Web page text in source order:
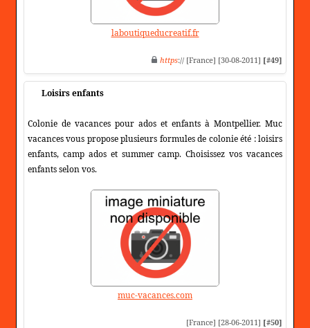
laboutiqueducreatif.fr
https:// [France] [30-08-2011] [#49]
Loisirs enfants
Colonie de vacances pour ados et enfants à Montpellier. Muc
vacances vous propose plusieurs formules de colonie été : loisirs
enfants, camp ados et summer camp. Choisissez vos vacances
enfants selon vos.
muc-vacances.com
[France] [28-06-2011] [#50]